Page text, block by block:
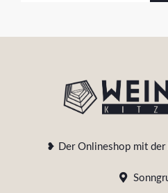
❥ Der Onlineshop mit der